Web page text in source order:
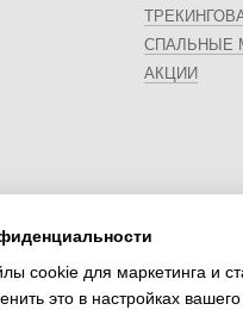
CПАЛЬНЫЕ
АКЦИИ
cookie для маркетинга и
это в настройках